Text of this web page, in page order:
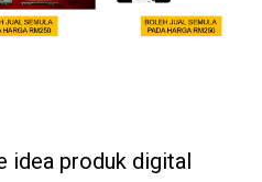
idea produk digital